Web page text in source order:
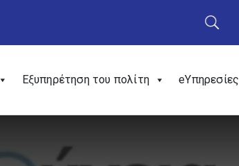
Εξυπηρέτηση του πολίτη eΥπηρεσίες